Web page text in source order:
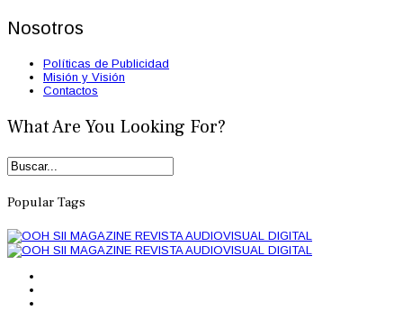
Nosotros
Políticas de Publicidad
Misión y Visión
Contactos
What Are You Looking For?
Popular Tags